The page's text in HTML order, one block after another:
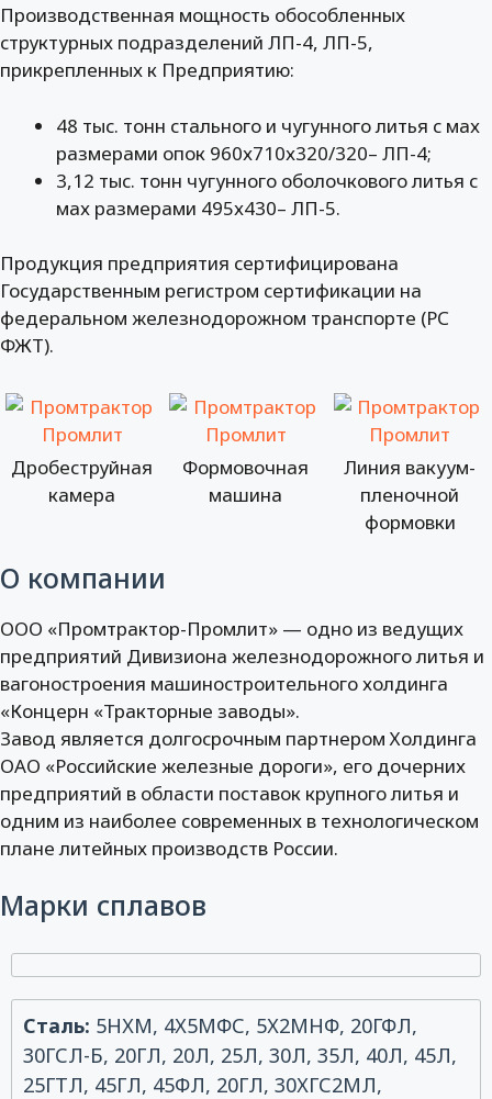
Производственная мощность обособленных
структурных подразделений ЛП-4, ЛП-5,
прикрепленных к Предприятию:
48 тыс. тонн стального и чугунного литья с мах
размерами опок 960х710х320/320– ЛП-4;
3,12 тыс. тонн чугунного оболочкового литья с
мах размерами 495х430– ЛП-5.
Продукция предприятия сертифицирована
Государственным регистром сертификации на
федеральном железнодорожном транспорте (РС
ФЖТ).
Дробеструйная
камера
Формовочная
машина
Линия вакуум-
пленочной
формовки
О компании
ООО «Промтрактор-Промлит» — одно из ведущих
предприятий Дивизиона железнодорожного литья и
вагоностроения машиностроительного холдинга
«Концерн «Тракторные заводы».
Завод является долгосрочным партнером Холдинга
ОАО «Российские железные дороги», его дочерних
предприятий в области поставок крупного литья и
одним из наиболее современных в технологическом
плане литейных производств России.
Марки сплавов
Сталь: 5НХМ, 4Х5МФС, 5Х2МНФ, 20ГФЛ,
30ГСЛ-Б, 20ГЛ, 20Л, 25Л, 30Л, 35Л, 40Л, 45Л,
25ГТЛ, 45ГЛ, 45ФЛ, 20ГЛ, 30ХГС2МЛ,